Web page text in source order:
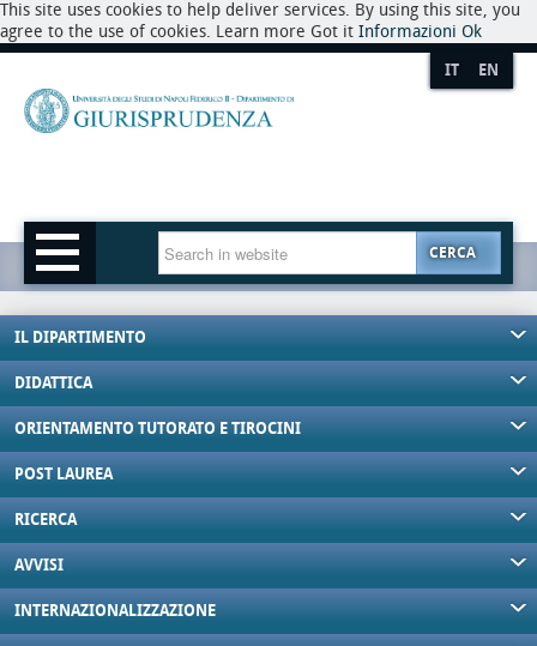
This site uses cookies to help deliver services. By using this site, you
agree to the use of cookies. Learn more Got it Informazioni Ok
IT EN
CERCA
IL DIPARTIMENTO
DIDATTICA
ORIENTAMENTO TUTORATO E TIROCINI
POST LAUREA
RICERCA
AVVISI
INTERNAZIONALIZZAZIONE